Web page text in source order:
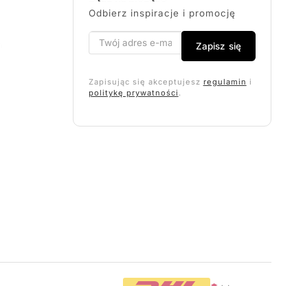
Odbierz inspiracje i promocję
Zapisz się
Zapisując się akceptujesz regulamin i
politykę prywatności .